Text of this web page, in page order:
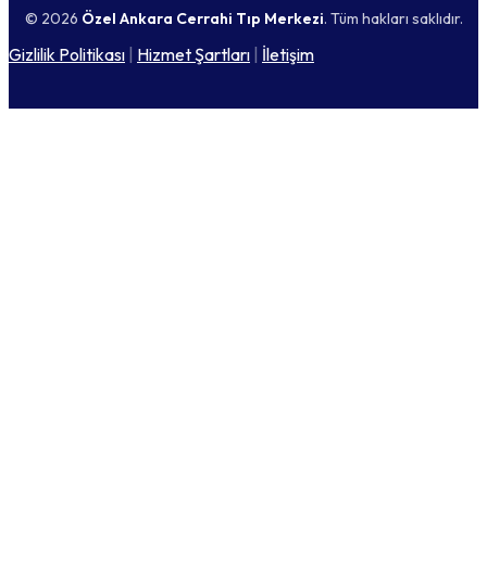
© 2026 Özel Ankara Cerrahi Tıp Merkezi. Tüm hakları saklıdır.
Gizlilik Politikası Hizmet Şartları İletişim